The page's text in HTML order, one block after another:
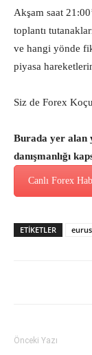
Akşam saat
toplantı
ve hangi yönde
piyasa
Siz de Forex
Burada yer alan
danışmanlığı
Canlı Forex
ETİKETLER
Önceki Yazı